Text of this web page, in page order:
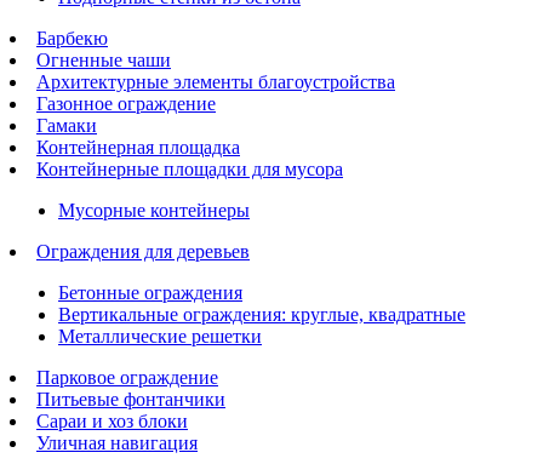
Барбекю
Огненные чаши
Архитектурные элементы благоустройства
Газонное ограждение
Гамаки
Контейнерная площадка
Контейнерные площадки для мусора
Мусорные контейнеры
Ограждения для деревьев
Бетонные ограждения
Вертикальные ограждения: круглые, квадратные
Металлические решетки
Парковое ограждение
Питьевые фонтанчики
Сараи и хоз блоки
Уличная навигация